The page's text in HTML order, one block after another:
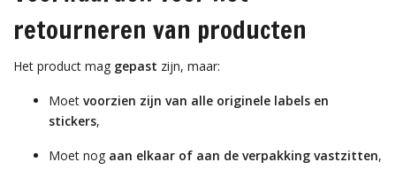
retourneren van producten
Het product mag gepast zijn, maar:
Moet voorzien zijn van alle originele labels en
stickers,
Moet nog aan elkaar of aan de verpakking vastzitten,